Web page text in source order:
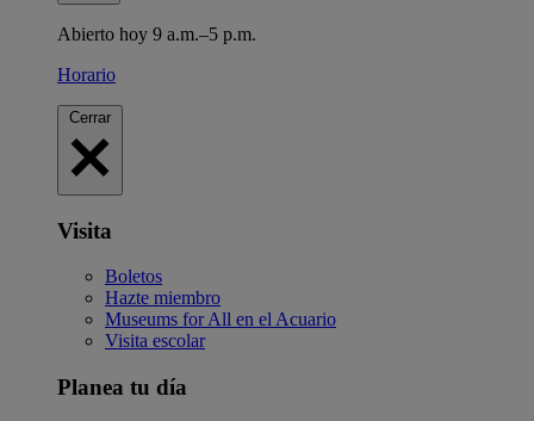
Abierto hoy 9 a.m.–5 p.m.
Horario
Cerrar
Visita
Boletos
Hazte miembro
Museums for All en el Acuario
Visita escolar
Planea tu día